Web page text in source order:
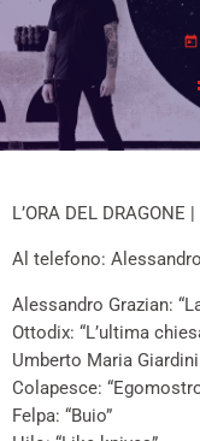
today
L’ORA DEL DRAGONE
Al telefono:
Alessandro Grazian:
Ottodix: “L’ultima
Umberto Maria
Colapesce:
Felpa: “Buio”